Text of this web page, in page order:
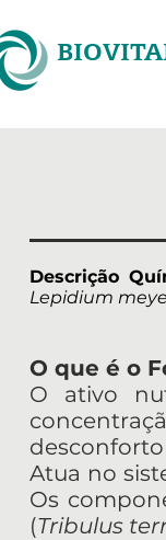
Descrição
Lepidium
O que é o
O ativo
Atua no
Os
(Tribulus